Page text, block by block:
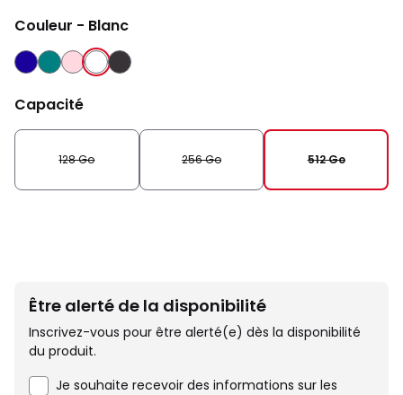
Couleur - Blanc
OUTREMER SARCELLE ROSE BLANC NOIR
Capacité
128 Go 256 Go 512 Go
Être alerté de la disponibilité
Inscrivez-vous pour être alerté(e) dès la disponibilité
du produit.
Je souhaite recevoir des informations sur les